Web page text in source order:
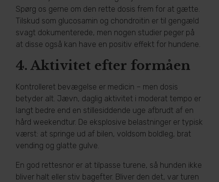
Spørg os gerne om den rette dosis frem for at gætte.
Tilskud som glucosamin og chondroitin er til gengæld
svagt dokumenterede, men nogen studier peger på
at disse også kan have en positiv effekt for hundene.
4. Aktivitet efter formåen
Kontrolleret bevægelse er medicin – men dosis
betyder alt. Jævn, daglig aktivitet i moderat tempo er
langt bedre end en stillesiddende uge afbrudt af en
hård weekendtur. De eksplosive belastninger er typisk
værst: at springe ud af bilen, voldsom boldleg, brat
vending og glatte gulve.
En god rettesnor er at tilpasse turene, så hunden ikke
bliver halt eller stiv bagefter. Bliver den det, var turen